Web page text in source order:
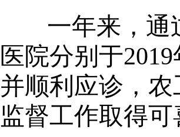
一年来，通
医院分别于
并顺利应诊，
监督工作取得